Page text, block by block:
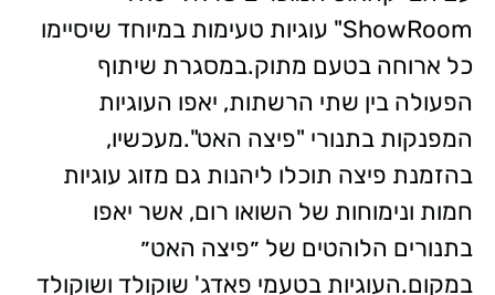
ShowRoom" עוגיות טעימות במיוחד שיסיימו
כל ארוחה בטעם מתוק.במסגרת שיתוף
הפעולה בין שתי הרשתות, יאפו העוגיות
המפנקות בתנורי "פיצה האט".מעכשיו,
בהזמנת פיצה תוכלו ליהנות גם מזוג עוגיות
חמות ונימוחות של השואו רום, אשר יאפו
בתנורים הלוהטים של ״פיצה האט״
במקום.העוגיות בטעמי פאדג' שוקולד ושוקולד